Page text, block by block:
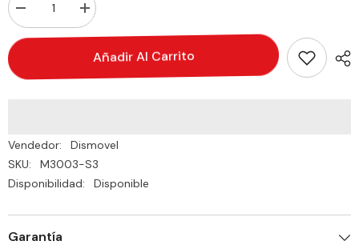
Decrementar
cantidad
de
Incrementar
cantidad
de
deAñadir Al Carrito
Vendedor:
Dismovel
SKU:
M3003-S3
Disponibilidad:
Disponible
Garantía